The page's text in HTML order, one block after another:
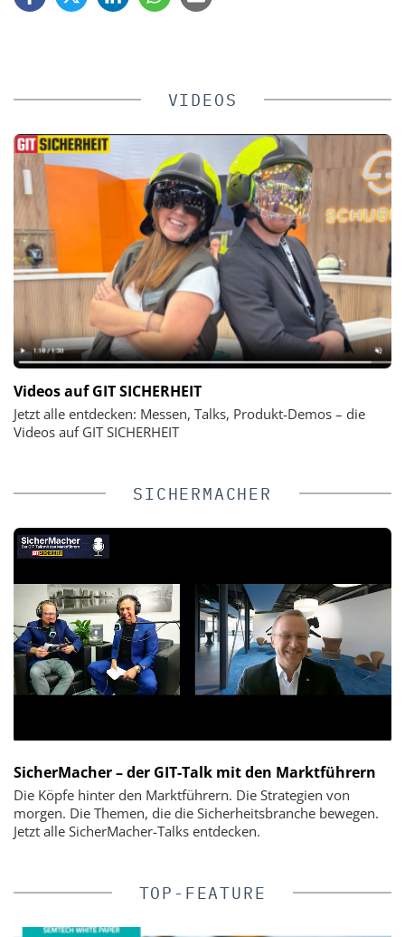
VIDEOS
Videos auf GIT SICHERHEIT
Jetzt alle entdecken: Messen, Talks, Produkt-Demos – die
Videos auf GIT SICHERHEIT
SICHERMACHER
SicherMacher – der GIT-Talk mit den Marktführern
Die Köpfe hinter den Marktführern. Die Strategien von
morgen. Die Themen, die die Sicherheitsbranche bewegen.
Jetzt alle SicherMacher-Talks entdecken.
TOP-FEATURE